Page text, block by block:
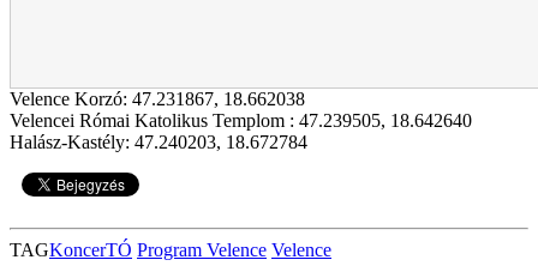
Velence Korzó: 47.231867, 18.662038
Velencei Római Katolikus Templom : 47.239505, 18.642640
Halász-Kastély: 47.240203, 18.672784
TAGKoncerTÓ Program Velence Velence